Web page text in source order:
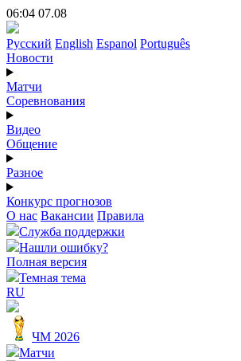
06:04 07.08
Русский English Espanol Português
Новости
Матчи
Соревнования
Видео
Общение
Разное
Конкурс прогнозов
О нас Вакансии Правила
Служба поддержки
Нашли ошибку?
Полная версия
Темная тема
RU
ЧМ 2026
Матчи